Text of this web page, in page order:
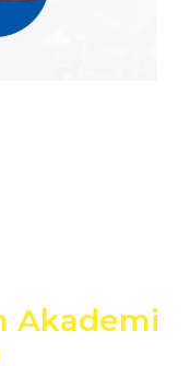
Akademi